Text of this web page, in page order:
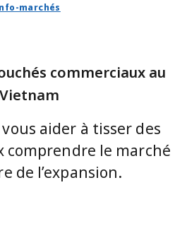
marchés
commerciaux au
Vietnam
aider à tisser des
comprendre le marché
de l’expansion.